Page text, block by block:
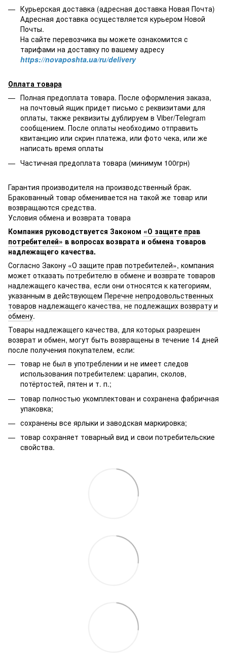
Курьерская доставка (адресная доставка Новая Почта)
Адресная доставка осуществляется курьером Новой
Почты.
На сайте перевозчика вы можете ознакомится с
тарифами на доставку по вашему адресу
https://novaposhta.ua/ru/delivery
Оплата товара
Полная предоплата товара. После оформления заказа,
на почтовый ящик придет письмо с реквизитами для
оплаты, также реквизиты дублируем в Viber/Telegram
сообщением. После оплаты необходимо отправить
квитанцию или скрин платежа, или фото чека, или же
написать время оплаты
Частичная предоплата товара (минимум 100грн)
Гарантия производителя на производственный брак.
Бракованный товар обменивается на такой же товар или
возвращаются средства.
Условия обмена и возврата товара
Компания руководствуется Законом «О защите прав
потребителей» в вопросах возврата и обмена товаров
надлежащего качества.
Согласно Закону «О защите прав потребителей», компания
может отказать потребителю в обмене и возврате товаров
надлежащего качества, если они относятся к категориям,
указанным в действующем Перечне непродовольственных
товаров надлежащего качества, не подлежащих возврату и
обмену.
Товары надлежащего качества, для которых разрешен
возврат и обмен, могут быть возвращены в течение 14 дней
после получения покупателем, если:
товар не был в употреблении и не имеет следов
использования потребителем: царапин, сколов,
потёртостей, пятен и т. п.;
товар полностью укомплектован и сохранена фабричная
упаковка;
сохранены все ярлыки и заводская маркировка;
товар сохраняет товарный вид и свои потребительские
свойства.